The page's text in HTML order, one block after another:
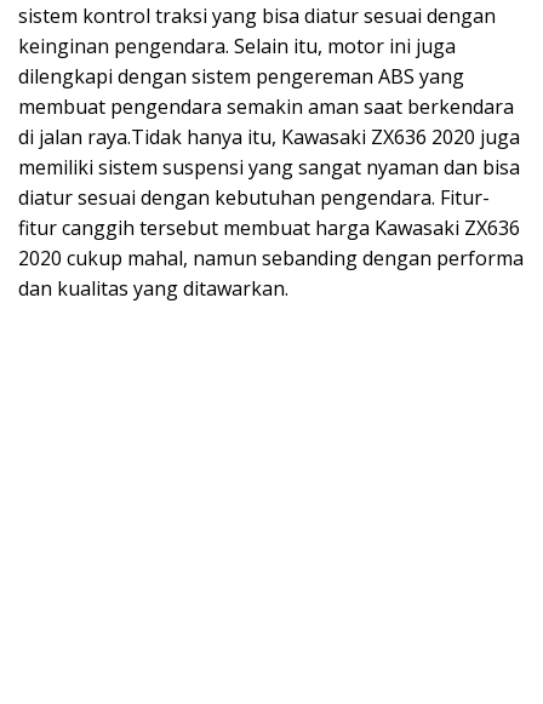
sistem kontrol traksi yang bisa diatur sesuai dengan
keinginan pengendara. Selain itu, motor ini juga
dilengkapi dengan sistem pengereman ABS yang
membuat pengendara semakin aman saat berkendara
di jalan raya.Tidak hanya itu, Kawasaki ZX636 2020 juga
memiliki sistem suspensi yang sangat nyaman dan bisa
diatur sesuai dengan kebutuhan pengendara. Fitur-
fitur canggih tersebut membuat harga Kawasaki ZX636
2020 cukup mahal, namun sebanding dengan performa
dan kualitas yang ditawarkan.